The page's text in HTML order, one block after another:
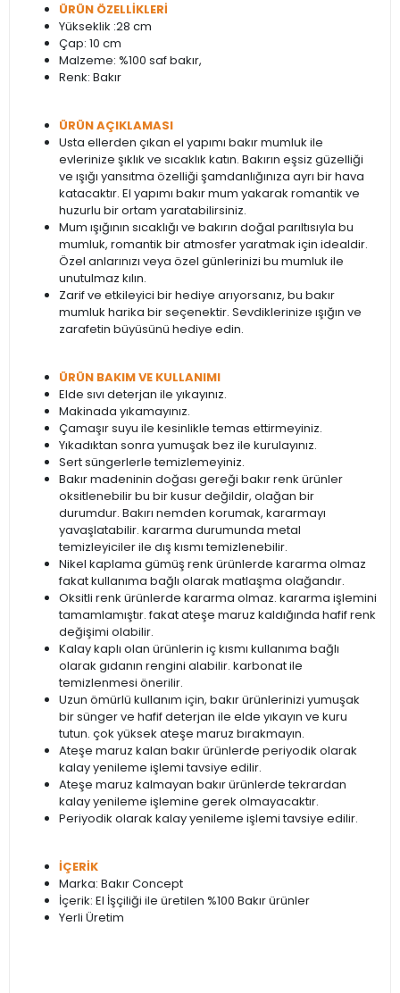
ÜRÜN ÖZELLİKLERİ
Yükseklik :28 cm
Çap: 10 cm
Malzeme: %100 saf bakır,
Renk: Bakır
ÜRÜN AÇIKLAMASI
Usta ellerden çıkan el yapımı bakır mumluk ile
evlerinize şıklık ve sıcaklık katın. Bakırın eşsiz güzelliği
ve ışığı yansıtma özelliği şamdanlığınıza ayrı bir hava
katacaktır. El yapımı bakır mum yakarak romantik ve
huzurlu bir ortam yaratabilirsiniz.
Mum ışığının sıcaklığı ve bakırın doğal parıltısıyla bu
mumluk, romantik bir atmosfer yaratmak için idealdir.
Özel anlarınızı veya özel günlerinizi bu mumluk ile
unutulmaz kılın.
Zarif ve etkileyici bir hediye arıyorsanız, bu bakır
mumluk harika bir seçenektir. Sevdiklerinize ışığın ve
zarafetin büyüsünü hediye edin.
ÜRÜN BAKIM VE KULLANIMI
Elde sıvı deterjan ile yıkayınız.
Makinada yıkamayınız.
Çamaşır suyu ile kesinlikle temas ettirmeyiniz.
Yıkadıktan sonra yumuşak bez ile kurulayınız.
Sert süngerlerle temizlemeyiniz.
Bakır madeninin doğası gereği bakır renk ürünler
oksitlenebilir bu bir kusur değildir, olağan bir
durumdur. Bakırı nemden korumak, kararmayı
yavaşlatabilir. kararma durumunda metal
temizleyiciler ile dış kısmı temizlenebilir.
Nikel kaplama gümüş renk ürünlerde kararma olmaz
fakat kullanıma bağlı olarak matlaşma olağandır.
Oksitli renk ürünlerde kararma olmaz. kararma işlemini
tamamlamıştır. fakat ateşe maruz kaldığında hafif renk
değişimi olabilir.
Kalay kaplı olan ürünlerin iç kısmı kullanıma bağlı
olarak gıdanın rengini alabilir. karbonat ile
temizlenmesi önerilir.
Uzun ömürlü kullanım için, bakır ürünlerinizi yumuşak
bir sünger ve hafif deterjan ile elde yıkayın ve kuru
tutun. çok yüksek ateşe maruz bırakmayın.
Ateşe maruz kalan bakır ürünlerde periyodik olarak
kalay yenileme işlemi tavsiye edilir.
Ateşe maruz kalmayan bakır ürünlerde tekrardan
kalay yenileme işlemine gerek olmayacaktır.
Periyodik olarak kalay yenileme işlemi tavsiye edilir.
İÇERİK
Marka: Bakır Concept
İçerik: El İşçiliği ile üretilen %100 Bakır ürünler
Yerli Üretim